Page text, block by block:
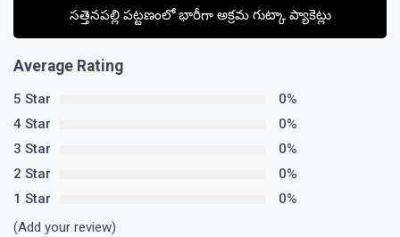
సత్తెనపల్లి పట్టణంలో భారీగా అక్రమ గుట్కా ప్యాకెట్లు
Average Rating
5 Star
0%
4 Star
0%
3 Star
0%
2 Star
0%
1 Star
0%
(Add your review)